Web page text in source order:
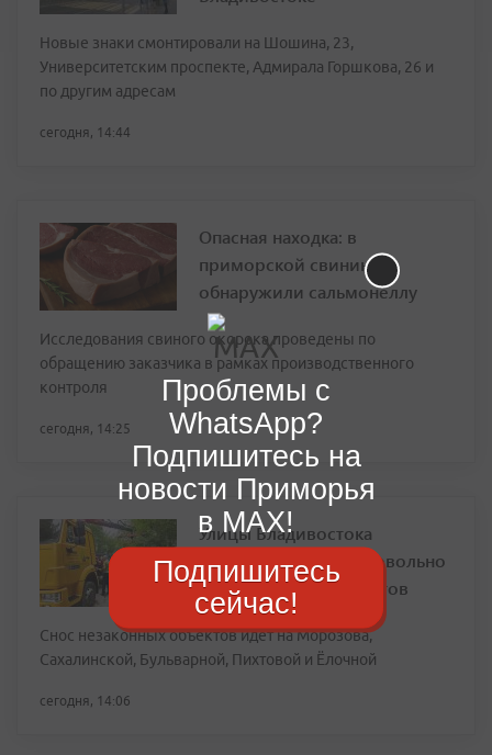
Новые знаки смонтировали на Шошина, 23,
Университетским проспекте, Адмирала Горшкова, 26 и
по другим адресам
сегодня, 14:44
Опасная находка: в
приморской свинине
обнаружили сальмонеллу
Исследования свиного окорока проведены по
обращению заказчика в рамках производственного
контроля
сегодня, 14:25
Улицы Владивостока
освобождают от самовольно
установленных объектов
Снос незаконных объектов идет на Морозова,
Сахалинской, Бульварной, Пихтовой и Ёлочной
сегодня, 14:06
Проблемы с
WhatsApp?
Подпишитесь на
новости Приморья
в MAX!
Подпишитесь
сейчас!